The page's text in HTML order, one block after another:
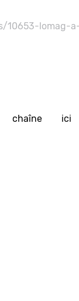
10653-lomag-
chaîne